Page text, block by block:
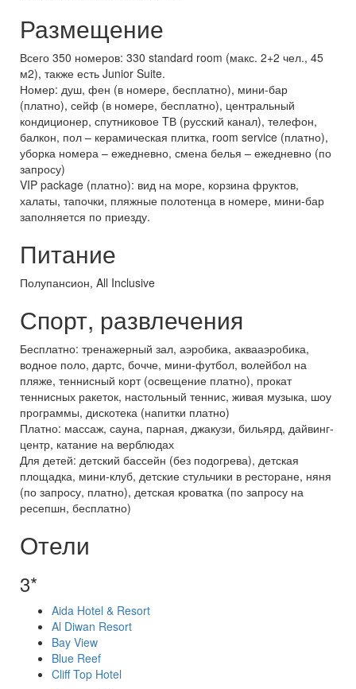
Размещение
Всего 350 номеров: 330 standard room (макс. 2+2 чел., 45
м2), также есть Junior Suite.
Номер: душ, фен (в номере, бесплатно), мини-бар
(платно), сейф (в номере, бесплатно), центральный
кондиционер, спутниковое TВ (русский канал), телефон,
балкон, пол – керамическая плитка, room service (платно),
уборка номера – ежедневно, смена белья – ежедневно (по
запросу)
VIP package (платно): вид на море, корзина фруктов,
халаты, тапочки, пляжные полотенца в номере, мини-бар
заполняется по приезду.
Питание
Полупансион, All Inclusive
Спорт, развлечения
Бесплатно: тренажерный зал, аэробика, аквааэробика,
водное поло, дартс, бочче, мини-футбол, волейбол на
пляже, теннисный корт (освещение платно), прокат
теннисных ракеток, настольный теннис, живая музыка, шоу
программы, дискотека (напитки платно)
Платно: массаж, сауна, парная, джакузи, бильярд, дайвинг-
центр, катание на верблюдах
Для детей: детский бассейн (без подогрева), детская
площадка, мини-клуб, детские стульчики в ресторане, няня
(по запросу, платно), детская кроватка (по запросу на
ресепшн, бесплатно)
Отели
3*
Aida Hotel & Resort
Al Diwan Resort
Bay View
Blue Reef
Cliff Top Hotel